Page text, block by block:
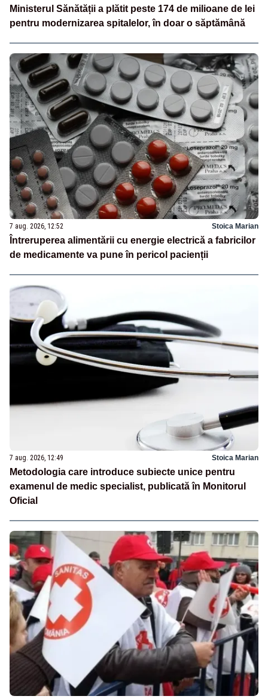
Ministerul Sănătății a plătit peste 174 de milioane de lei
pentru modernizarea spitalelor, în doar o săptămână
7 aug. 2026, 12:52 Stoica Marian
Întreruperea alimentării cu energie electrică a fabricilor
de medicamente va pune în pericol pacienții
7 aug. 2026, 12:49 Stoica Marian
Metodologia care introduce subiecte unice pentru
examenul de medic specialist, publicată în Monitorul
Oficial